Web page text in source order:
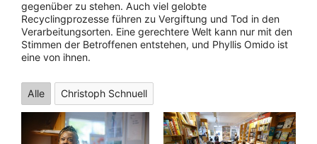
gegenüber zu stehen. Auch viel gelobte
Recyclingprozesse führen zu Vergiftung und Tod in den
Verarbeitungsorten. Eine gerechtere Welt kann nur mit den
Stimmen der Betroffenen entstehen, und Phyllis Omido ist
eine von ihnen.
Alle Christoph Schnuell